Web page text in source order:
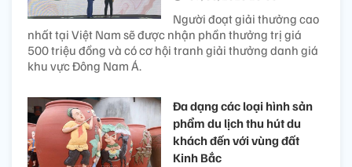
Người đoạt giải thưởng cao
nhất tại Việt Nam sẽ được nhận phần thưởng trị giá
500 triệu đồng và có cơ hội tranh giải thưởng danh giá
khu vực Đông Nam Á.
Đa dạng các loại hình sản
phẩm du lịch thu hút du
khách đến với vùng đất
Kinh Bắc